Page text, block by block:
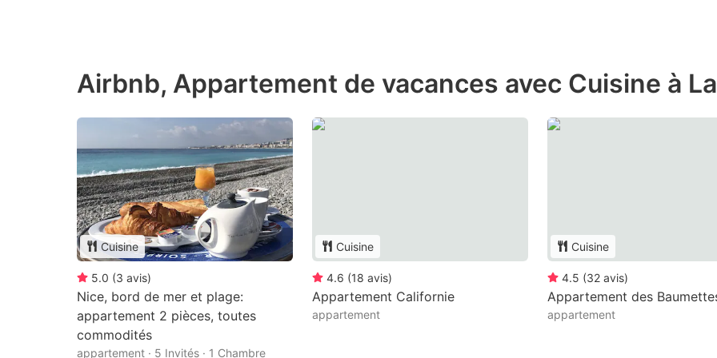
Airbnb, Appartement de vacances avec Cuisine à
Cuisine
5.0 (3 avis)
Nice, bord de mer et plage:
appartement 2 pièces, toutes
commodités
appartement · 5 Invités · 1 Chambre
Cuisine
4.6 (18 avis)
Appartement Californie
appartement
Cuisine
4.5 (32 avis)
Appartement des
appartement